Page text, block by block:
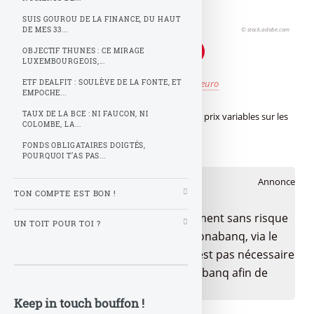
© stock.adobe.com
Publié levendredi 24 mai 2013 parZ comme Zeuro
Une nouvelle enquête sur des arnaques aux prix variables sur les
billets d’avions
Annonce
🎁 Bon plan épargne
Bénéficiez de cette offre de placement sans risque
pour votre épargne, auprès de Monabanq, via le
compte rémunéré Rentabilis. Il n’est pas nécessaire
d’ouvrir un compte courant Monabanq afin de
SUIS GOUROU DE LA FINANCE, DU HAUT
DE MES 33...
OBJECTIF THUNES : CE MIRAGE
LUXEMBOURGEOIS,...
ETF DEALFIT : SOULÈVE DE LA FONTE, ET
EMPOCHE...
TAUX DE LA BCE : NI FAUCON, NI
COLOMBE, LA...
FONDS OBLIGATAIRES DOIGTÉS,
POURQUOI T’AS PAS...
TON COMPTE EST BON !
UN TOIT POUR TOI ?
Keep in touch bouffon !